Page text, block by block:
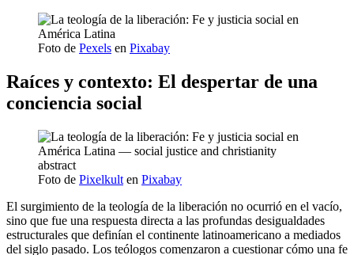
Foto de Pexels en Pixabay
Raíces y contexto: El despertar de una
conciencia social
Foto de Pixelkult en Pixabay
El surgimiento de la teología de la liberación no ocurrió en el vacío,
sino que fue una respuesta directa a las profundas desigualdades
estructurales que definían el continente latinoamericano a mediados
del siglo pasado. Los teólogos comenzaron a cuestionar cómo una fe